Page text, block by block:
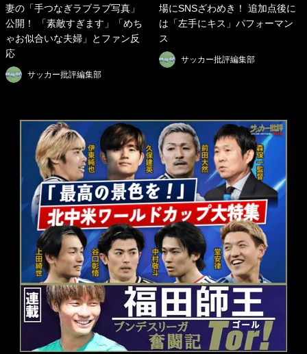
妻の「手つなぎラブラブ写真」
公開！ 「素敵すぎます」「めち
ゃお似合いな夫婦」とファン反
応
サッカー批評編集部
場にSNSざわめき！ 追加点後に
は「左手にキス」パフォーマン
ス
サッカー批評編集部